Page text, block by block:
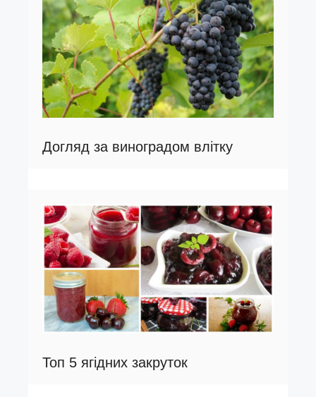
Догляд за виноградом влітку
Топ 5 ягідних закруток